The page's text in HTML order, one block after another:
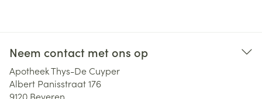
Neem contact met ons op
Apotheek Thys-De Cuyper
Albert Panisstraat 176
9120 Beveren